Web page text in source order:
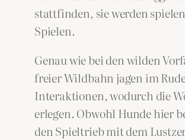
stattfinden, sie werden
Spielen.
Genau wie bei den wilden
freier Wildbahn jagen im
Interaktionen, wodurch die
erlegen. Obwohl Hunde hier
den Spieltrieb mit dem